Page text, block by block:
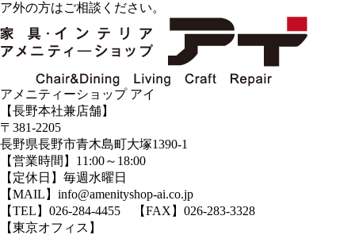
ア外の方はご相談ください。
アメニティーショップ アイ
【長野本社兼店舗】
〒381-2205
長野県長野市青木島町大塚1390-1
【営業時間】11:00～18:00
【定休日】毎週水曜日
【MAIL】info@amenityshop-ai.co.jp
【TEL】 026-284-4455 【FAX】026-283-3328
【東京オフィス】